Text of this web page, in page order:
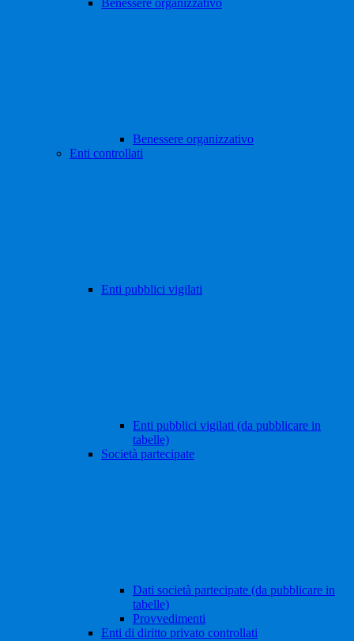
Benessere organizzativo
Benessere organizzativo
Enti controllati
Enti pubblici vigilati
Enti pubblici vigilati (da pubblicare in
tabelle)
Società partecipate
Dati società partecipate (da pubblicare in
tabelle)
Provvedimenti
Enti di diritto privato controllati